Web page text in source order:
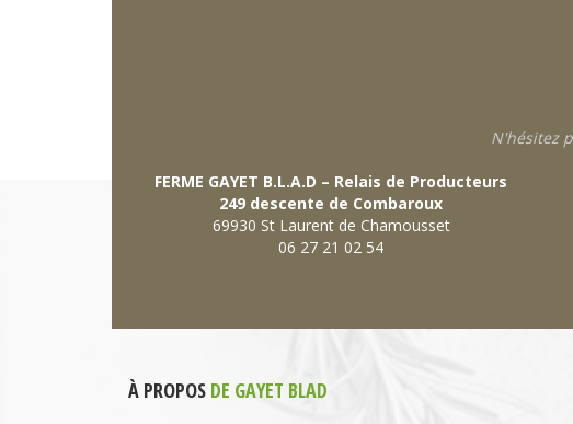
N'hésitez
FERME GAYET B.L.A.D – Relais de Producteurs
249 descente de Combaroux
69930 St Laurent de Chamousset
06 27 21 02 54
À PROPOS DE GAYET BLAD